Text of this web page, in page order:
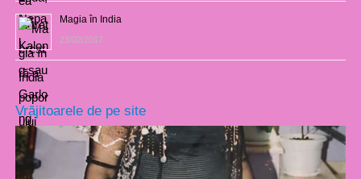
Magia în India
23/02/2017
Vrăjitoarele de pe site